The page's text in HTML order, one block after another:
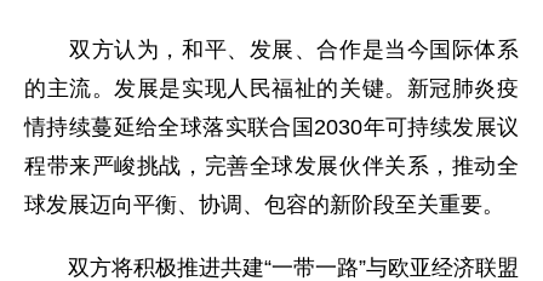
双方认为，和平、发展、合作是当今国际体系
的主流。发展是实现人民福祉的关键。新冠肺炎疫
情持续蔓延给全球落实联合国2030年可持续发展议
程带来严峻挑战，完善全球发展伙伴关系，推动全
球发展迈向平衡、协调、包容的新阶段至关重要。
双方将积极推进共建“一带一路”与欧亚经济联盟